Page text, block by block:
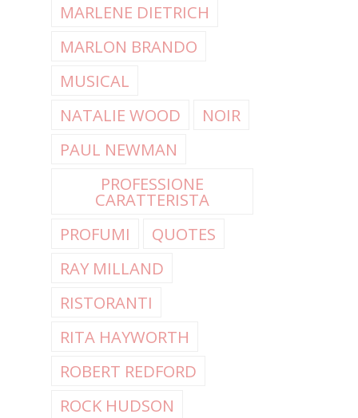
MARLENE DIETRICH
MARLON BRANDO
MUSICAL
NATALIE WOOD
NOIR
PAUL NEWMAN
PROFESSIONE
CARATTERISTA
PROFUMI
QUOTES
RAY MILLAND
RISTORANTI
RITA HAYWORTH
ROBERT REDFORD
ROCK HUDSON